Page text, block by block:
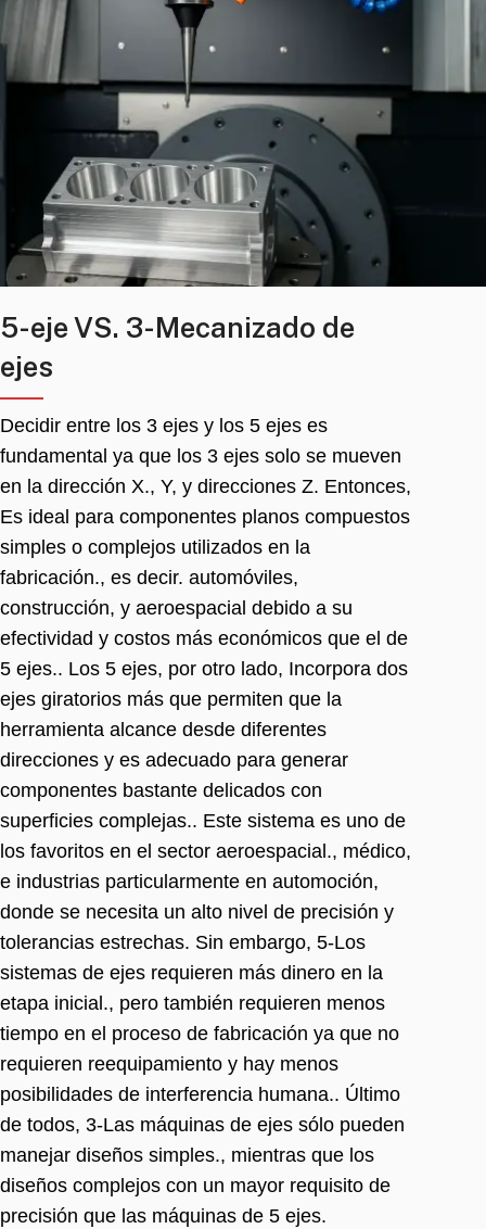
5-eje VS. 3-Mecanizado de
ejes
Decidir entre los 3 ejes y los 5 ejes es
fundamental ya que los 3 ejes solo se mueven
en la dirección X., Y, y direcciones Z. Entonces,
Es ideal para componentes planos compuestos
simples o complejos utilizados en la
fabricación., es decir. automóviles,
construcción, y aeroespacial debido a su
efectividad y costos más económicos que el de
5 ejes.. Los 5 ejes, por otro lado, Incorpora dos
ejes giratorios más que permiten que la
herramienta alcance desde diferentes
direcciones y es adecuado para generar
componentes bastante delicados con
superficies complejas.. Este sistema es uno de
los favoritos en el sector aeroespacial., médico,
e industrias particularmente en automoción,
donde se necesita un alto nivel de precisión y
tolerancias estrechas. Sin embargo, 5-Los
sistemas de ejes requieren más dinero en la
etapa inicial., pero también requieren menos
tiempo en el proceso de fabricación ya que no
requieren reequipamiento y hay menos
posibilidades de interferencia humana.. Último
de todos, 3-Las máquinas de ejes sólo pueden
manejar diseños simples., mientras que los
diseños complejos con un mayor requisito de
precisión que las máquinas de 5 ejes.